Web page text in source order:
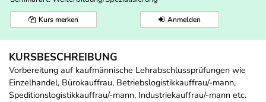
Kurs merken Anmelden
KURSBESCHREIBUNG
Vorbereitung auf kaufmännische Lehrabschlussprüfungen wie
Einzelhandel, Bürokauffrau, Betriebslogistikkauffrau/-mann,
Speditionslogistikkauffrau/-mann, Industriekauffrau/-mann etc.